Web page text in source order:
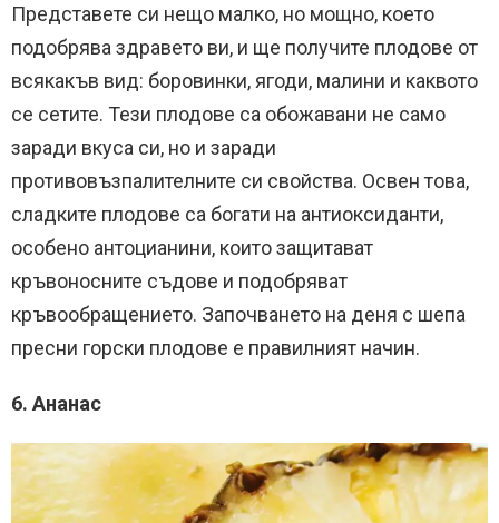
Представете си нещо малко, но мощно, което
подобрява здравето ви, и ще получите плодове от
всякакъв вид: боровинки, ягоди, малини и каквото
се сетите. Тези плодове са обожавани не само
заради вкуса си, но и заради
противовъзпалителните си свойства. Освен това,
сладките плодове са богати на антиоксиданти,
особено антоцианини, които защитават
кръвоносните съдове и подобряват
кръвообращението. Започването на деня с шепа
пресни горски плодове е правилният начин.
6. Ананас